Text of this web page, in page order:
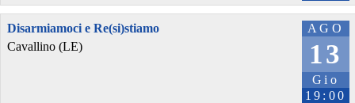
AGO
13
Gio
19:00
Disarmiamoci e Re(si)stiamo
Cavallino (LE)